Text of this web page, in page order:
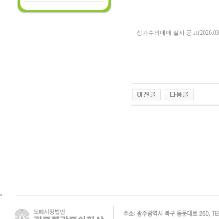
정가수의매매 실시 공고